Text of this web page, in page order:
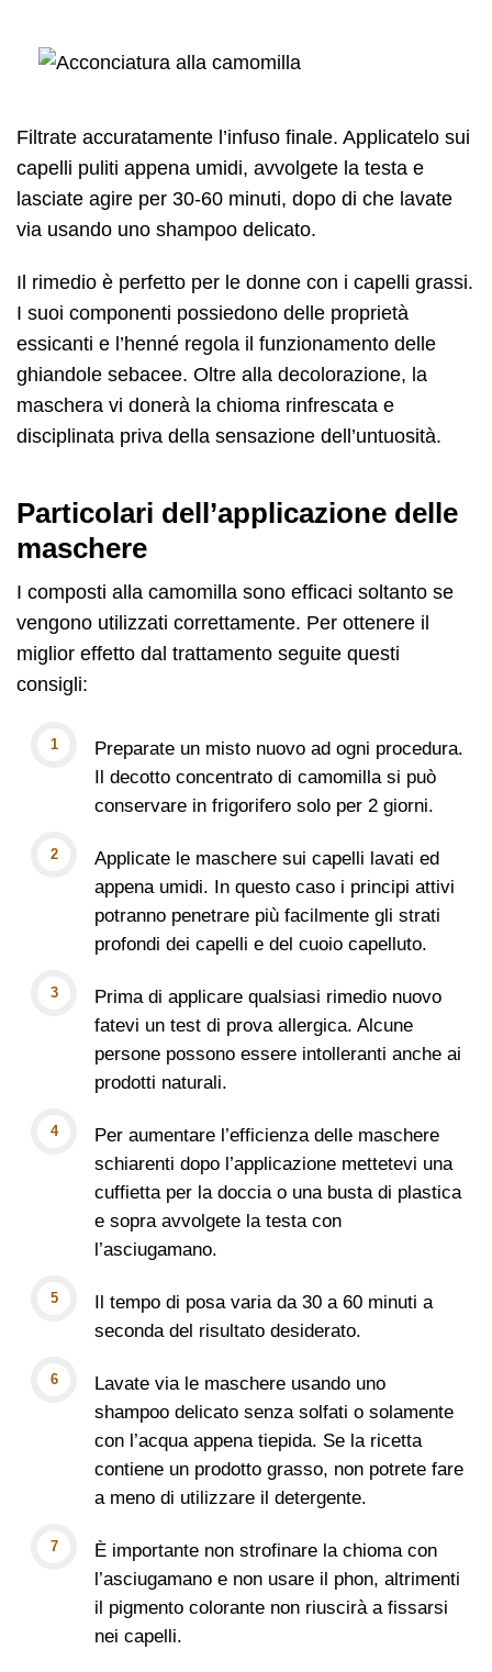
Filtrate accuratamente l’infuso finale. Applicatelo sui
capelli puliti appena umidi, avvolgete la testa e
lasciate agire per 30-60 minuti, dopo di che lavate
via usando uno shampoo delicato.
Il rimedio è perfetto per le donne con i capelli grassi.
I suoi componenti possiedono delle proprietà
essicanti e l’henné regola il funzionamento delle
ghiandole sebacee. Oltre alla decolorazione, la
maschera vi donerà la chioma rinfrescata e
disciplinata priva della sensazione dell’untuosità.
Particolari dell’applicazione delle
maschere
I composti alla camomilla sono efficaci soltanto se
vengono utilizzati correttamente. Per ottenere il
miglior effetto dal trattamento seguite questi
consigli:
Preparate un misto nuovo ad ogni procedura.
Il decotto concentrato di camomilla si può
conservare in frigorifero solo per 2 giorni.
Applicate le maschere sui capelli lavati ed
appena umidi. In questo caso i principi attivi
potranno penetrare più facilmente gli strati
profondi dei capelli e del cuoio capelluto.
Prima di applicare qualsiasi rimedio nuovo
fatevi un test di prova allergica. Alcune
persone possono essere intolleranti anche ai
prodotti naturali.
Per aumentare l’efficienza delle maschere
schiarenti dopo l’applicazione mettetevi una
cuffietta per la doccia o una busta di plastica
e sopra avvolgete la testa con
l’asciugamano.
Il tempo di posa varia da 30 a 60 minuti a
seconda del risultato desiderato.
Lavate via le maschere usando uno
shampoo delicato senza solfati o solamente
con l’acqua appena tiepida. Se la ricetta
contiene un prodotto grasso, non potrete fare
a meno di utilizzare il detergente.
È importante non strofinare la chioma con
l’asciugamano e non usare il phon, altrimenti
il pigmento colorante non riuscirà a fissarsi
nei capelli.